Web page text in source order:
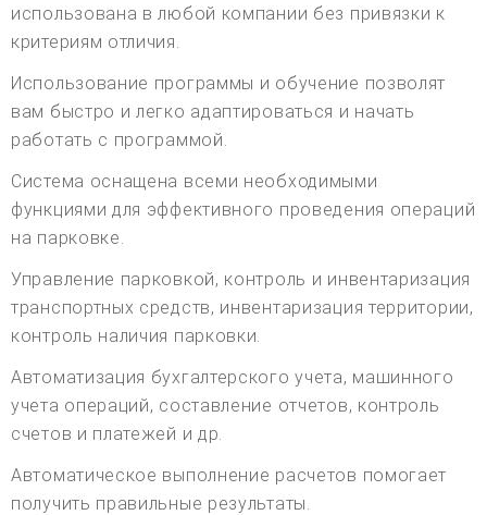
использована в любой компании без привязки к
критериям отличия.
Использование программы и обучение позволят
вам быстро и легко адаптироваться и начать
работать с программой.
Система оснащена всеми необходимыми
функциями для эффективного проведения операций
на парковке.
Управление парковкой, контроль и инвентаризация
транспортных средств, инвентаризация территории,
контроль наличия парковки.
Автоматизация бухгалтерского учета, машинного
учета операций, составление отчетов, контроль
счетов и платежей и др.
Автоматическое выполнение расчетов помогает
получить правильные результаты.